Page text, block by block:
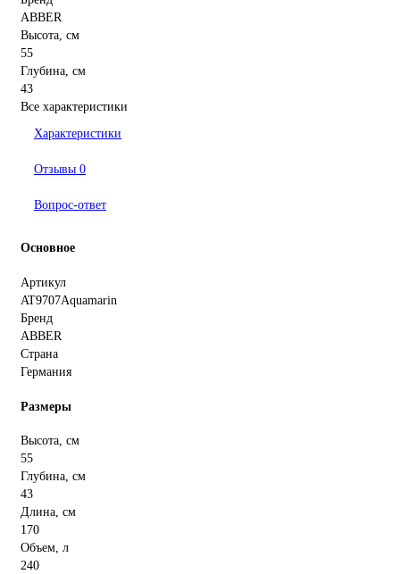
ABBER
Высота, см
55
Глубина, см
43
Все характеристики
Характеристики
Отзывы 0
Вопрос-ответ
Основное
Артикул
AT9707Aquamarin
Бренд
ABBER
Страна
Германия
Размеры
Высота, см
55
Глубина, см
43
Длина, см
170
Объем, л
240